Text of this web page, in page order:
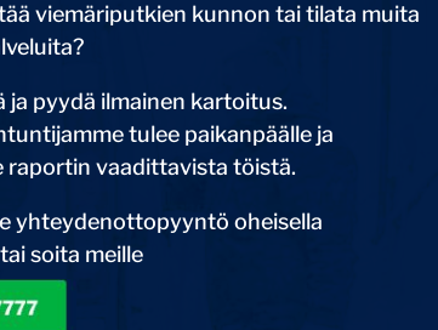
viemäriputkien kunnon tai tilata muita
ja pyydä ilmainen kartoitus.
tulee paikanpäälle ja
raportin vaadittavista töistä.
yhteydenottopyyntö oheisella
soita meille